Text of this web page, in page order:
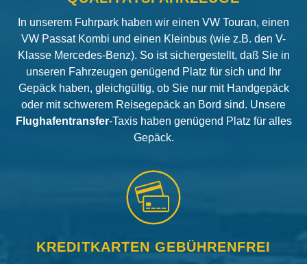
In unserem Fuhrpark haben wir einen VW Touran, einen
VW Passat Kombi und einen Kleinbus (wie z.B. den V-
Klasse Mercedes-Benz). So ist sichergestellt, daß Sie in
unseren Fahrzeugen genügend Platz für sich und Ihr
Gepäck haben, gleichgültig, ob Sie nur mit Handgepäck
oder mit schwerem Reisegepäck an Bord sind. Unsere
Flughafentransfer-Taxis haben genügend Platz für alles
Gepäck.
KREDITKARTEN GEBÜHRENFREI